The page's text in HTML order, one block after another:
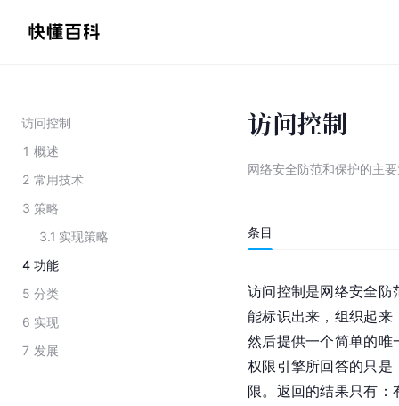
访问控制
1 概述
2 常用技术
3 策略
3.1 实现策略
4 功能
5 分类
6 实现
7 发展
访问控制
网络安全防范和保护的主
条目
访问控制是网络安全防
能标识出来，组织起来
然后提供一个简单的唯
权限引擎所回答的只是
限。返回的结果只有